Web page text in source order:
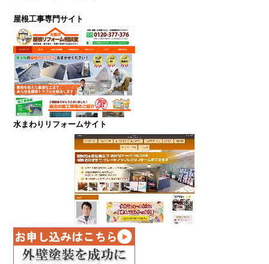
屋根工事専門サイト
水まわりリフォームサイト